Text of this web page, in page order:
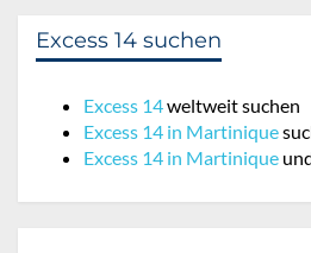
Excess 14 suchen
Excess 14weltweit suchen
Excess 14 in Martinique
Excess 14 in Martinique